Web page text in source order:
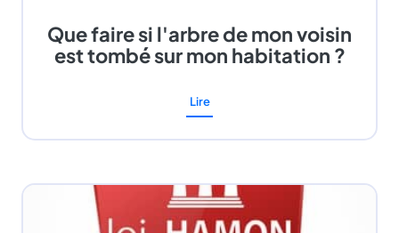
Que faire si l'arbre de mon voisin
est tombé sur mon habitation ?
Lire